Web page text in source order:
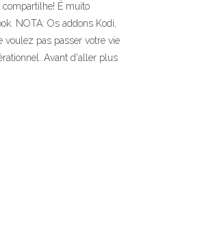
É muito
NOTA: Os addons Kodi,
pas passer votre vie
Avant d'aller plus